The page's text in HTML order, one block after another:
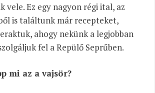
vele. Ez egy nagyon régi ital, az
is találtunk már recepteket,
ahogy nekünk a legjobban
fel a Repülő Seprűben.
mi az a vajsör?